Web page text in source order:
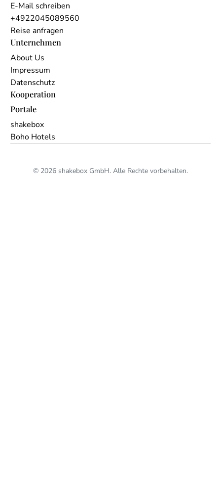
E-Mail schreiben
+4922045089560
Reise anfragen
Unternehmen
About Us
Impressum
Datenschutz
Kooperation
Portale
shakebox
Boho Hotels
© 2026 shakebox GmbH. Alle Rechte vorbehalten.